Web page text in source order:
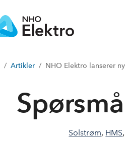
Artikler NHO Elektro lanserer
Solstrøm, HMS,